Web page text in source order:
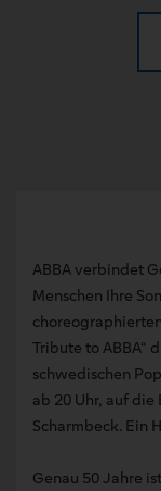
ABBA verbindet
Menschen Ihre
Tribute to ABBA“
schwedischen
ab 20 Uhr, auf
Scharmbeck. Ein
Genau 50 Jahre